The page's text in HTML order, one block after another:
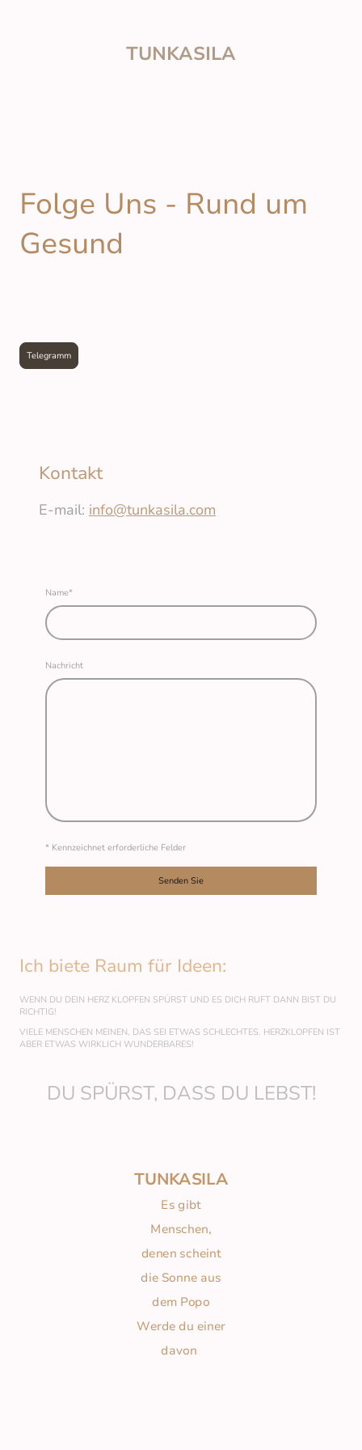
TUNKASILA
Folge Uns - Rund um
Gesund
Telegramm
Kontakt
E-mail: info@tunkasila.com
Name*
Nachricht
* Kennzeichnet erforderliche Felder
Senden Sie
Ich biete Raum für Ideen:
WENN DU DEIN HERZ KLOPFEN SPÜRST UND ES DICH RUFT DANN BIST DU
RICHTIG!
VIELE MENSCHEN MEINEN, DAS SEI ETWAS SCHLECHTES. HERZKLOPFEN IST
ABER ETWAS WIRKLICH WUNDERBARES!
DU SPÜRST, DASS DU LEBST!
TUNKASILA
Es gibt
Menschen,
denen scheint
die Sonne aus
dem Popo
Werde du einer
davon